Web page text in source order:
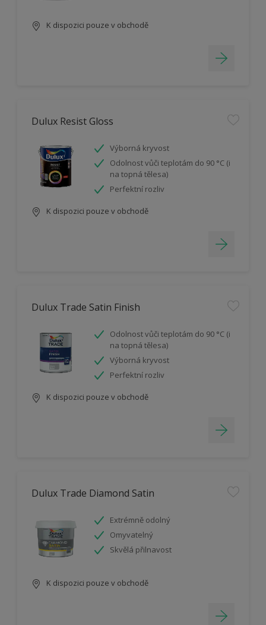
K dispozici pouze v obchodě
Dulux Resist Gloss
Výborná kryvost
Odolnost vůči teplotám do 90 °C (i
na topná tělesa)
Perfektní rozliv
K dispozici pouze v obchodě
Dulux Trade Satin Finish
Odolnost vůči teplotám do 90 °C (i
na topná tělesa)
Výborná kryvost
Perfektní rozliv
K dispozici pouze v obchodě
Dulux Trade Diamond Satin
Extrémně odolný
Omyvatelný
Skvělá přilnavost
K dispozici pouze v obchodě